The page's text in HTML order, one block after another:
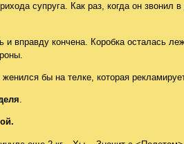
супруга. Как раз, когда он звонил
и вправду кончена. Коробка осталась
бы на телке, которая
.